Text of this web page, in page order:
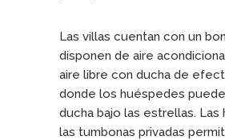
Las villas cuentan con un
disponen de aire
aire libre con ducha de
donde los huéspedes
ducha bajo las estrellas. Las
las tumbonas privadas